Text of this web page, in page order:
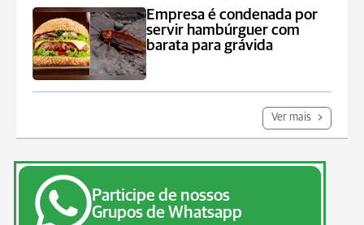
Empresa é condenada por
servir hambúrguer com
barata para grávida
Ver mais
Participe de nossos
Grupos de Whatsapp